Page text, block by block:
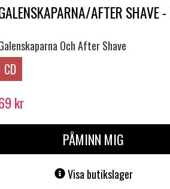
AFTER SHAVE -
Och After Shave
CD
kr
PÅMINN MIG
Visa butikslager